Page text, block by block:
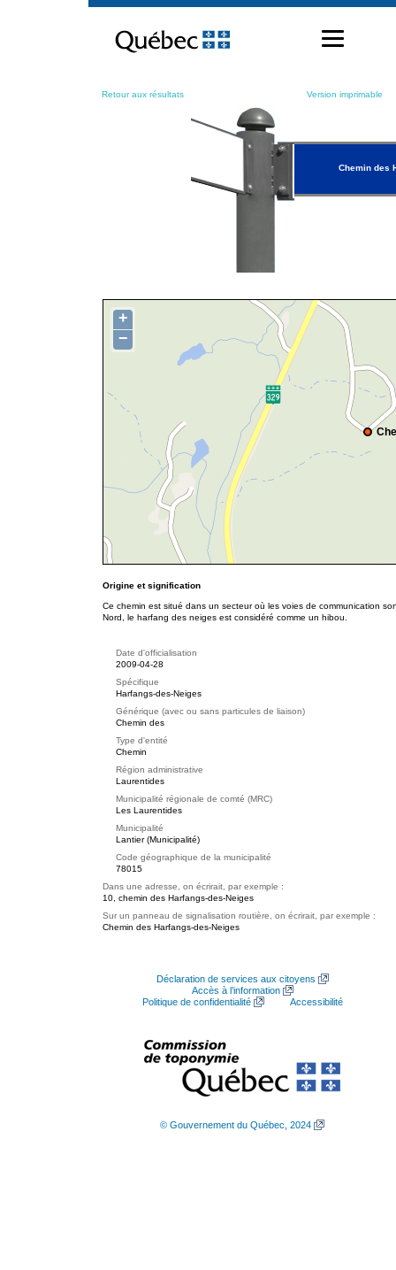
contenu
Retour aux résultats Version imprimable
Chemin des
+
−
Origine et signification
Ce chemin est situé dans un secteur où les voies de communication
Nord, le harfang des neiges est considéré comme un hibou.
Date d'officialisation
2009-04-28
Spécifique
Harfangs-des-Neiges
Générique (avec ou sans particules de liaison)
Chemin des
Type d'entité
Chemin
Région administrative
Laurentides
Municipalité régionale de comté (MRC)
Les Laurentides
Municipalité
Lantier (Municipalité)
Code géographique de la municipalité
78015
Dans une adresse, on écrirait, par exemple :
10, chemin des Harfangs-des-Neiges
Sur un panneau de signalisation routière, on écrirait, par exemple :
Chemin des Harfangs-des-Neiges
Déclaration de services aux citoyens
Accès à l’information
Politique de confidentialité
Accessibilité
© Gouvernement du Québec, 2024